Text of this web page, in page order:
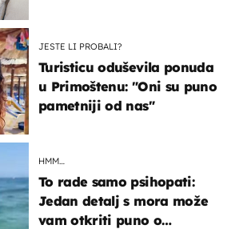
JESTE LI PROBALI?
Turisticu oduševila ponuda
u Primoštenu: "Oni su puno
pametniji od nas"
HMM…
To rade samo psihopati:
Jedan detalj s mora može
vam otkriti puno o